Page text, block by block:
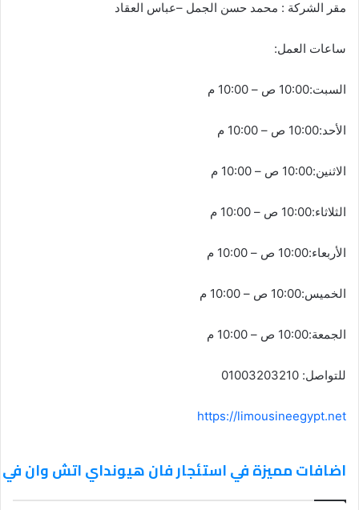
مقر الشركة : محمد حسن الجمل –عباس العقاد
ساعات العمل:
السبت:10:00 ص – 10:00 م
الأحد:10:00 ص – 10:00 م
الاثنين:10:00 ص – 10:00 م
الثلاثاء:10:00 ص – 10:00 م
الأربعاء:10:00 ص – 10:00 م
الخميس:10:00 ص – 10:00 م
الجمعة:10:00 ص – 10:00 م
للتواصل: 01003203210
https://limousineegypt.net
اضافات مميزة في استئجار فان هيونداي اتش وان في